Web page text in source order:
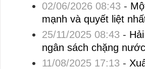
02/06/2026 08:43 -
mạnh và quyết liệt
25/11/2025 08:43 -
ngân sách chặng
11/08/2025 17:13 -